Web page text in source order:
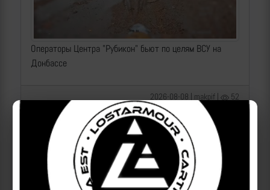
Операторы Центра "Рубикон" бьют по целям ВСУ на
Донбассе
2026-08-08 | makpif | 52